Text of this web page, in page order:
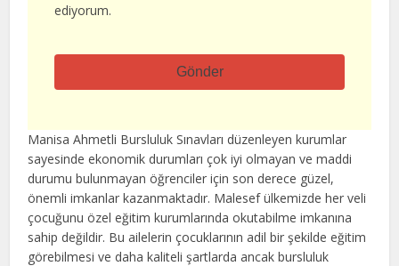
ediyorum.
Gönder
alan
boş
bırakılmalıdır
Manisa Ahmetli Bursluluk Sınavları düzenleyen kurumlar
sayesinde ekonomik durumları çok iyi olmayan ve maddi
durumu bulunmayan öğrenciler için son derece güzel,
önemli imkanlar kazanmaktadır. Malesef ülkemizde her veli
çocuğunu özel eğitim kurumlarında okutabilme imkanına
sahip değildir. Bu ailelerin çocuklarının adil bir şekilde eğitim
görebilmesi ve daha kaliteli şartlarda ancak bursluluk